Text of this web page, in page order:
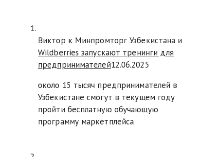
Виктор к Минпромторг Узбекистана и
Wildberries запускают тренинги для
предпринимателей12.06.2025
около 15 тысяч предпринимателей в
Узбекистане смогут в текущем году
пройти бесплатную обучающую
программу маркетплейса